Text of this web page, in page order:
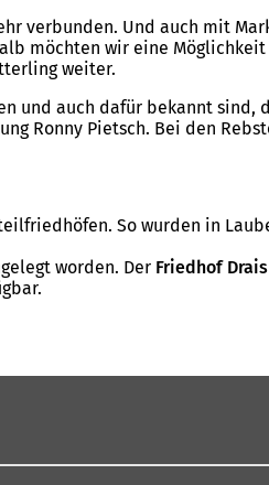
verbunden. Und auch mit
möchten wir eine
weiter.
und auch dafür bekannt sind,
Ronny Pietsch. Bei den
So wurden in
worden. Der Friedhof Drais